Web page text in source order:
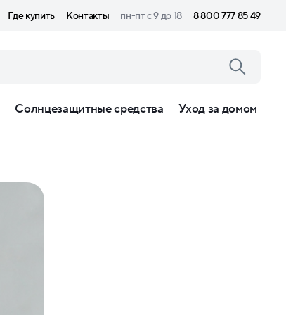
Где купить Контакты пн-пт с 9 до 18 8 800 777 85 49
Солнцезащитные средства Уход за домом